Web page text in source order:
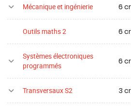
Mécanique et ingénierie 6
Outils maths 2 6
Systèmes électroniques
programmés
6
Transversaux S2 3